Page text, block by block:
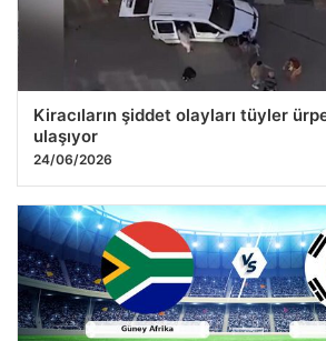
Kiracıların şiddet olayları tüyler
ulaşıyor
24/06/2026